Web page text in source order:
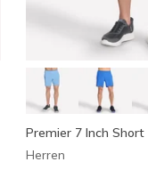
Premier 7 Inch Short
Herren